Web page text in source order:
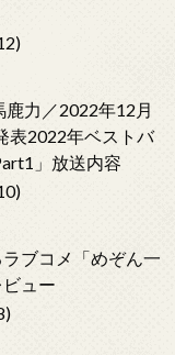
鹿力／2022年12月
表2022年ベストバ
」放送内容
ブコメ「めぞん一
ュー